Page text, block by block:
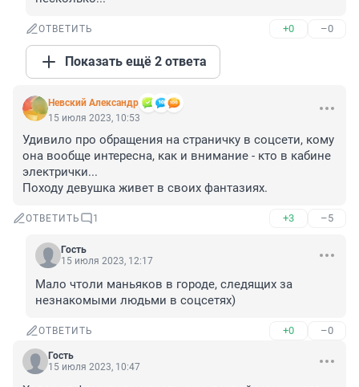
ОТВЕТИТЬ +0 –0
Показать ещё 2 ответа
Невский Александр
15 июля 2023, 10:53
Удивило про обращения на страничку в соцсети, кому
она вообще интересна, как и внимание - кто в кабине
электрички...
Походу девушка живет в своих фантазиях.
ОТВЕТИТЬ 1 +3 –5
Гость
15 июля 2023, 12:17
Мало чтоли маньяков в городе, следящих за
незнакомыми людьми в соцсетях)
ОТВЕТИТЬ +0 –0
Гость
15 июля 2023, 10:47